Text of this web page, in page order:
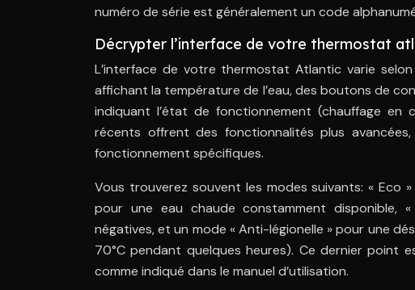
numéro de série est généralement un code
Décrypter l’interface de votre thermostat
L’interface de votre thermostat Atlantic varie
affichant la température de l’eau, des boutons de
indiquant l’état de fonctionnement (chauffage en
récents offrent des fonctionnalités plus
fonctionnement spécifiques.
Vous trouverez souvent les modes suivants: « Eco
pour une eau chaude constamment disponible,
négatives, et un mode « Anti-légionelle » pour une
70°C pendant quelques heures). Ce dernier
comme indiqué dans le manuel d’utilisation.